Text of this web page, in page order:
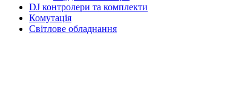
DJ контролери та комплекти
Комутація
Світлове обладнання